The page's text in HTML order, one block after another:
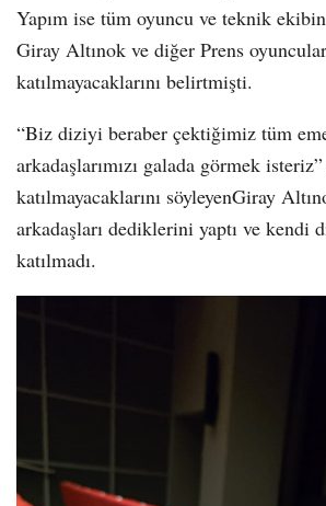
Yapım ise tüm oyuncu ve teknik ekibin
Giray Altınok ve diğer Prens
katılmayacaklarını belirtmişti.
“Biz diziyi beraber çektiğimiz tüm
arkadaşlarımızı galada görmek
katılmayacaklarını söyleyenGiray
arkadaşları dediklerini yaptı ve kendi
katılmadı.